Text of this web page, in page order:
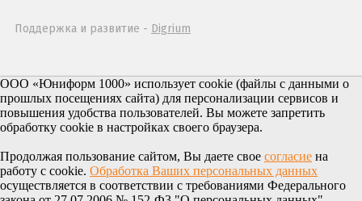
Поддержка и развитие - Digrium
ООО «Юниформ 1000» использует cookie (файлы с данными о
прошлых посещениях сайта) для персонализации сервисов и
повышения удобства пользователей. Вы можете запретить
обработку cookie в настройках своего браузера.
Продолжая пользование сайтом, Вы даете свое согласие на
работу с cookie. Обработка Ваших персональных данных
осуществляется в соответствии с требованиями Федерального